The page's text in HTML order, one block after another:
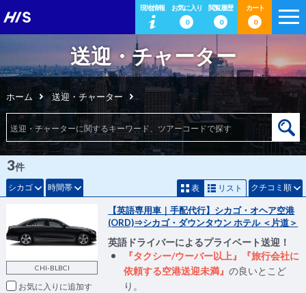
現地情報
お気に入り
0
閲覧履歴
0
カート
0
送迎・チャーター
ホーム 送迎・チャーター
シカゴ 時間帯
3件
表 リスト クチコミ順
CHI-BLBCI
お気に入りに追加
【英語専用車｜手配代行】シカゴ・オヘア空港
(ORD)⇒シカゴ・ダウンタウン ホテル ＜片道＞
英語ドライバーによるプライベート送迎！
『タクシー/ウーバー以上』『旅行会社に
依頼する空港送迎未満』の良いとこど
り。